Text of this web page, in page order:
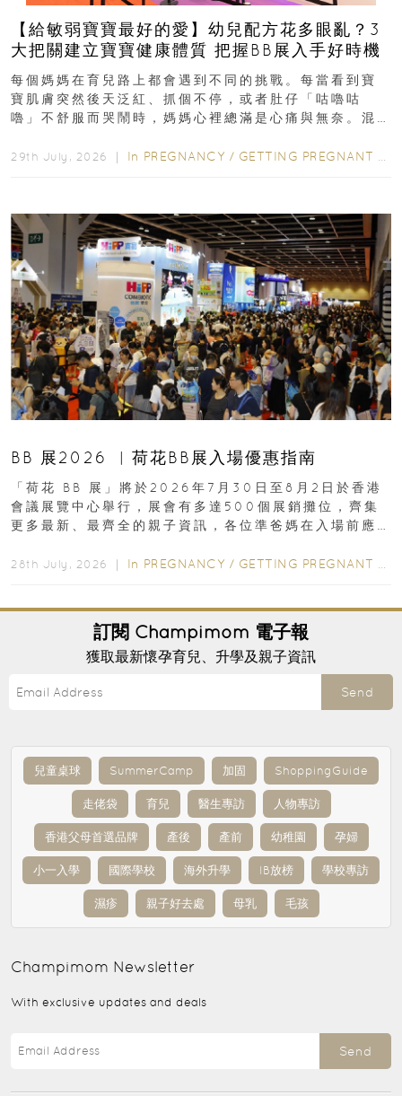
【給敏弱寶寶最好的愛】幼兒配方花多眼亂？3
大把關建立寶寶健康體質 把握BB展入手好時機
每個媽媽在育兒路上都會遇到不同的挑戰。每當看到寶
寶肌膚突然後天泛紅、抓個不停，或者肚仔「咕嚕咕
嚕」不舒服而哭鬧時，媽媽心裡總滿是心痛與無奈。混
29th July, 2026 ｜ In PREGNANCY / GETTING PREGNANT
BB 展2026 ︳荷花BB展入場優惠指南
「荷花 BB 展」將於2026年7月30日至8月2日於香港
會議展覽中心舉行，展會有多達500個展銷攤位，齊集
更多最新、最齊全的親子資訊，各位準爸媽在入場前應
28th July, 2026 ｜ In PREGNANCY / GETTING PREGNANT
訂閱 Champimom 電子報
獲取最新懷孕育兒、升學及親子資訊
Send
兒童桌球 SummerCamp 加固 ShoppingGuide
走佬袋 育兒 醫生專訪 人物專訪
香港父母首選品牌 產後 產前 幼稚園 孕婦
小一入學 國際學校 海外升學 IB放榜 學校專訪
濕疹 親子好去處 母乳 毛孩
Champimom Newsletter
With exclusive updates and deals
Send